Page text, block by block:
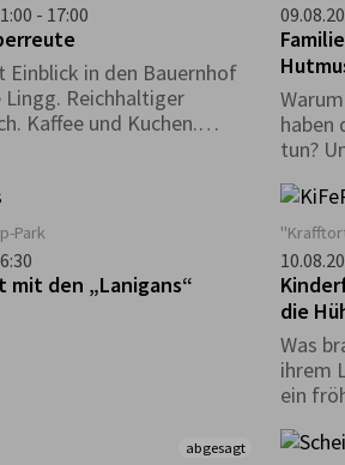
- 17:00
Einblick in den Bauernhof
Lingg. Reichhaltiger
Kaffee und Kuchen.
haben
tun?
Park
mit den „Lanigans“
die
Was
ihrem
ein
ihr an
abgesagt